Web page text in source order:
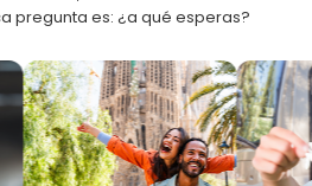
pregunta es: ¿a qué esperas?